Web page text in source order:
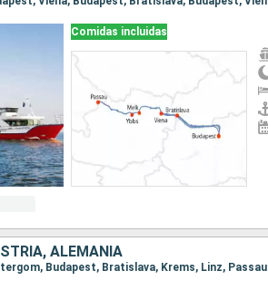
Comidas incluidas
ALEMANIA
Budapest, Bratislava, Krems, Linz, Passau